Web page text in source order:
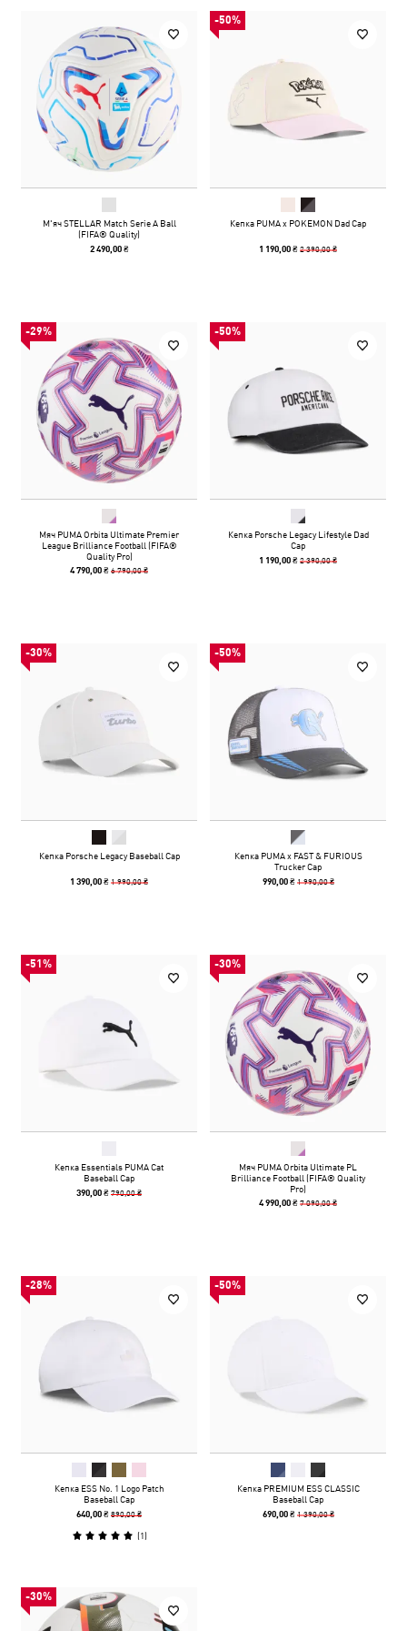
М'яч STELLAR Match Serie A Ball
(FIFA® Quality)
2 490,00 ₴
-50%
Кепка PUMA x POKEMON Dad Cap
1 190,00 ₴2 390,00 ₴
-29%
Мяч PUMA Orbita Ultimate Premier
League Brilliance Football (FIFA®
Quality Pro)
4 790,00 ₴6 790,00 ₴
-50%
Кепка Porsche Legacy Lifestyle Dad
Cap
1 190,00 ₴2 390,00 ₴
-30%
Кепка Porsche Legacy Baseball Cap
1 390,00 ₴1 990,00 ₴
-50%
Кепка PUMA x FAST & FURIOUS
Trucker Cap
990,00 ₴ 1 990,00 ₴
-51%
Кепка Essentials PUMA Cat
Baseball Cap
390,00 ₴790,00 ₴
-30%
Мяч PUMA Orbita Ultimate PL
Brilliance Football (FIFA® Quality
Pro)
4 990,00 ₴7 090,00 ₴
-28%
Кепка ESS No. 1 Logo Patch
Baseball Cap
640,00 ₴890,00 ₴
(1)
-50%
Кепка PREMIUM ESS CLASSIC
Baseball Cap
690,00 ₴ 1 390,00 ₴
-30%